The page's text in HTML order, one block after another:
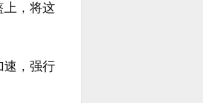
上，将这
速，强行